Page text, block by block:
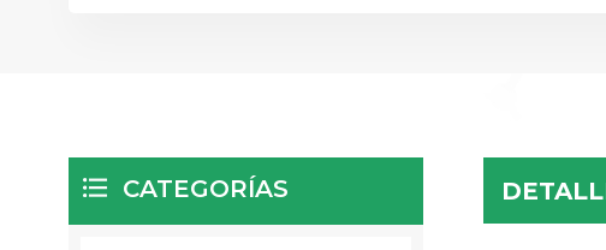
CATEGORÍAS